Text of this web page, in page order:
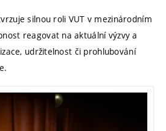
silnou roli VUT v mezinárodním
reagovat na aktuální výzvy a
udržitelnost či prohlubování